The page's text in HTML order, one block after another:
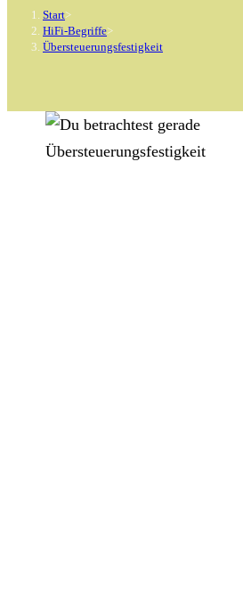
Start>
HiFi-Begriffe>
Übersteuerungsfestigkeit